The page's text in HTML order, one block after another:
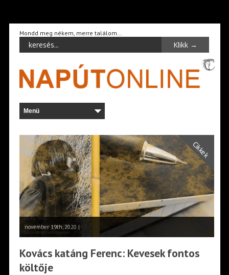
Mondd meg nékem, merre találom…
Cikkek
november 19th, 2020 |
Kovács katáng Ferenc: Kevesek fontos
költője